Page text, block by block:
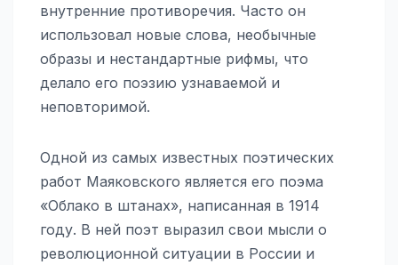
внутренние противоречия. Часто он
использовал новые слова, необычные
образы и нестандартные рифмы, что
делало его поэзию узнаваемой и
неповторимой.
Одной из самых известных поэтических
работ Маяковского является его поэма
«Облако в штанах», написанная в 1914
году. В ней поэт выразил свои мысли о
революционной ситуации в России и